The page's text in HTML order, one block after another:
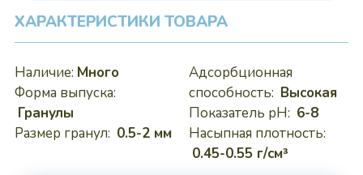
ХАРАКТЕРИСТИКИ ТОВАРА
Наличие: Много
Форма выпуска:
Гранулы
Размер гранул: 0.5-2 мм
Адсорбционная
способность: Высокая
Показатель pH: 6-8
Насыпная плотность:
0.45-0.55 г/см³